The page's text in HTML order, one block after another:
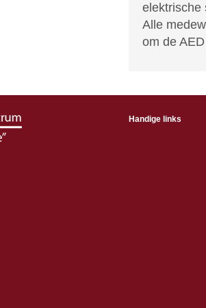
elektrische
Alle
om de
Handige links